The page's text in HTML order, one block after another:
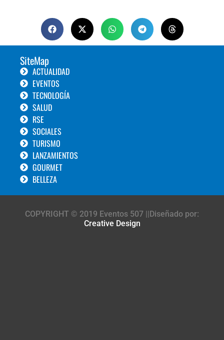
SiteMap
ACTUALIDAD
EVENTOS
TECNOLOGÍA
SALUD
RSE
SOCIALES
TURISMO
LANZAMIENTOS
GOURMET
BELLEZA
COPYRIGHT © 2019 Eventos 507 ||Diseñado por:
Creative Design